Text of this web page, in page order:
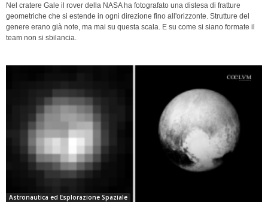
Nel cratere Gale il rover della NASA ha fotografato una distesa di fratture
geometriche che si estende in ogni direzione fino all'orizzonte. Strutture del
genere erano già note, ma mai su questa scala. E su come si siano formate il
team non si sbilancia.
Astronautica ed Esplorazione Spaziale